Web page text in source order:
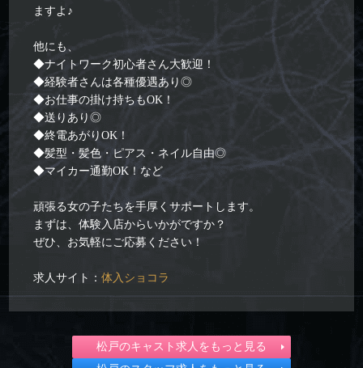
ますよ♪
他にも、
◆ナイトワーク初心者さん大歓迎！
◆経験者さんは各種優遇あり◎
◆お仕事の掛け持ちもOK！
◆送りあり◎
◆終電あがりOK！
◆髪型・髪色・ピアス・ネイル自由◎
◆マイカー通勤OK！など
頑張る女の子たちを手厚くサポートします。
まずは、体験入店からいかがですか？
ぜひ、お気軽にご応募ください！
求人サイト：体入ショコラ
松戸のキャスト求人をもっと見る